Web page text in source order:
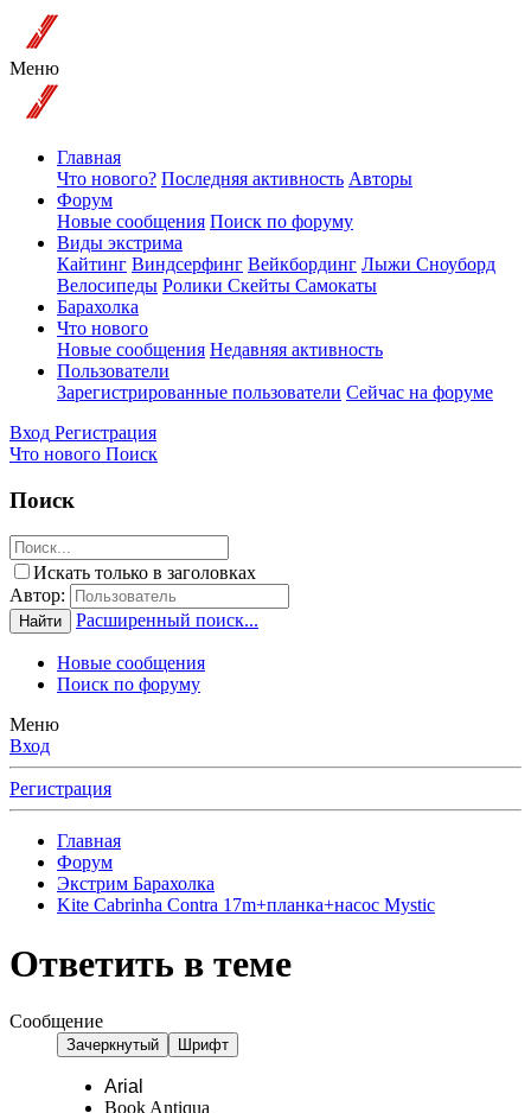
Меню
Главная
Что нового? Последняя активность Авторы
Форум
Новые сообщения Поиск по форуму
Виды экстрима
Кайтинг Виндсерфинг Вейкбординг Лыжи Сноуборд
Велосипеды Ролики Скейты Самокаты
Барахолка
Что нового
Новые сообщения Недавняя активность
Пользователи
Зарегистрированные пользователи Сейчас на форуме
Вход Регистрация
Что нового Поиск
Поиск
Искать только в заголовках
Автор:
Найти Расширенный поиск...
Новые сообщения
Поиск по форуму
Меню
Вход
Регистрация
Главная
Форум
Экстрим Барахолка
Kite Cabrinha Contra 17m+планка+насос Mystic
Ответить в теме
Сообщение
Зачеркнутый Шрифт
Arial
Book Antiqua